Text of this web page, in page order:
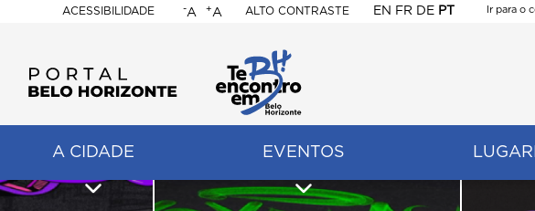
ACESSIBILIDADE
BELO
HORIZONTE
-A +A ALTO CONTRASTE EN FR DE PT
Ir para o
A CIDADE EVENTOS